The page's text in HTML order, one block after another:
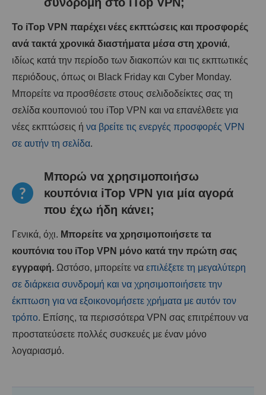
Το iTop VPN παρέχει νέες εκπτώσεις και προσφορές
ανά τακτά χρονικά διαστήματα μέσα στη χρονιά,
ιδίως κατά την περίοδο των διακοπών και τις εκπτωτικές
περιόδους, όπως οι Black Friday και Cyber ​​Monday.
Μπορείτε να προσθέσετε στους σελιδοδείκτες σας τη
σελίδα κουπονιού του iTop VPN και να επανέλθετε για
νέες εκπτώσεις ή να βρείτε τις ενεργές προσφορές VPN
σε αυτήν τη σελίδα.
Μπορώ να χρησιμοποιήσω
κουπόνια iTop VPN για μία αγορά
που έχω ήδη κάνει;
Γενικά, όχι. Μπορείτε να χρησιμοποιήσετε τα
κουπόνια του iTop VPN μόνο κατά την πρώτη σας
εγγραφή. Ωστόσο, μπορείτε να επιλέξετε τη μεγαλύτερη
σε διάρκεια συνδρομή και να χρησιμοποιήσετε την
έκπτωση για να εξοικονομήσετε χρήματα με αυτόν τον
τρόπο. Επίσης, τα περισσότερα VPN σας επιτρέπουν να
προστατεύσετε πολλές συσκευές με έναν μόνο
λογαριασμό.